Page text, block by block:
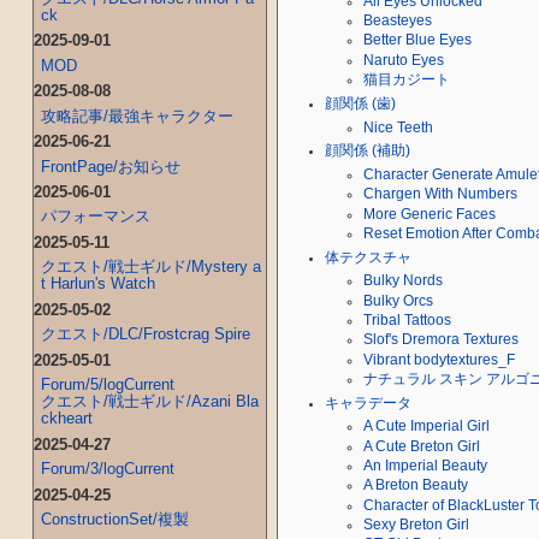
Beasteyes
Better Blue Eyes
Naruto Eyes
猫目カジート
顔関係 (歯)
Nice Teeth
顔関係 (補助)
Character Generate
Chargen With Numbers
More Generic Faces
Reset Emotion After
体テクスチャ
Bulky Nords
Bulky Orcs
Tribal Tattoos
Slof's Dremora Textures
Vibrant bodytextures_F
ナチュラル スキン アルゴ
キャラデータ
A Cute Imperial Girl
A Cute Breton Girl
An Imperial Beauty
A Breton Beauty
Character of BlackLuster
Sexy Breton Girl
ck
2025-09-01
MOD
2025-08-08
攻略記事/最強キャラクター
2025-06-21
FrontPage/お知らせ
2025-06-01
パフォーマンス
2025-05-11
クエスト/戦士ギルド/Mystery a
t Harlun's Watch
2025-05-02
クエスト/DLC/Frostcrag Spire
2025-05-01
Forum/5/logCurrent
クエスト/戦士ギルド/Azani Bla
ckheart
2025-04-27
Forum/3/logCurrent
2025-04-25
ConstructionSet/複製